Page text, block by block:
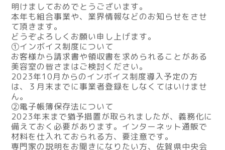
明けましておめでとうございます。
本年も組合事業や、業界情報などのお知らせをさせ
て頂きます。
どうぞよろしくお願い申し上げます。
①インボイス制度について
お客様から請求書や領収書を求められることがある
美容室の皆さまはご検討ください。
2023年10月からのインボイス制度導入予定の方
は、３月末までに事業者登録をしなくてはいけませ
ん。
②電子帳簿保存法について
2023年末まで猶予措置が取られましたが、義務化に
備えておく必要があります。インターネット通販で
材料を仕入れておられる方、要注意です。
専門家の説明をお聞きになりたい方、 佐賀県中央会